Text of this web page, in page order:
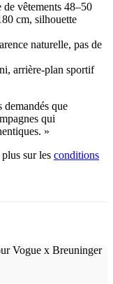
vêtements 48–50
cm, silhouette
naturelle, pas de
arrière-plan sportif
demandés que
qui
»
sur les conditions